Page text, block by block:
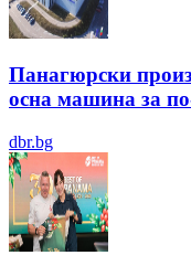
Панагюрски
осна машина за
dbr.bg